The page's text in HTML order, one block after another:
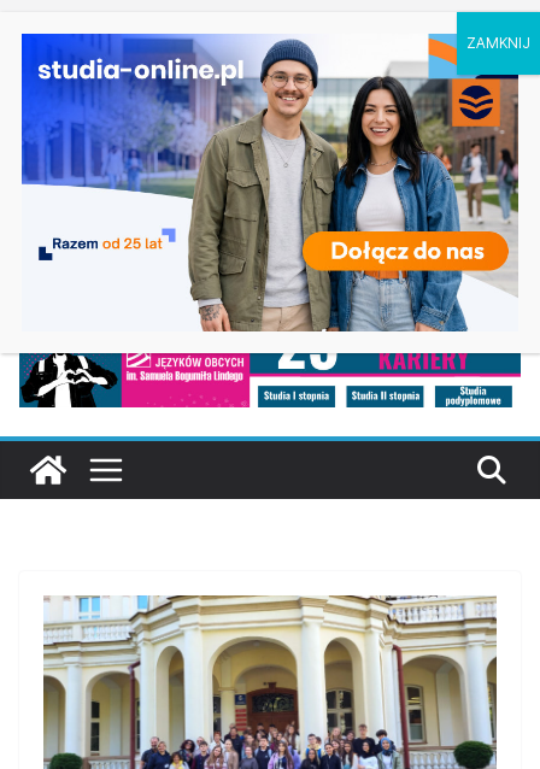
Ostatnie wpisy: Ratownictwo medyczne w Olsztynie
Logistyka w Koszalinie
Informatyka w Nysie
Filozofia w Szczecinie
Geografia w Gdańsku